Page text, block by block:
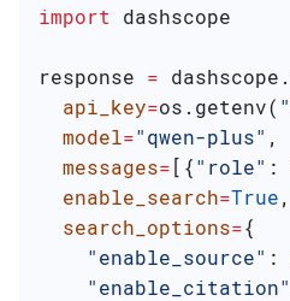
import dashscope
response =
  api_key
=os.getenv(
  model
="qwen-plus" ,
  messages
=[{"role" :
  enable_search
=True,
  search_options
={
    "enable_source"
:
    "enable_citation"